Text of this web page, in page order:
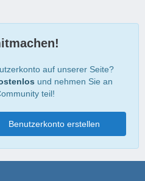
auf unserer Seite?
und nehmen Sie an
teil!
Benutzerkonto erstellen